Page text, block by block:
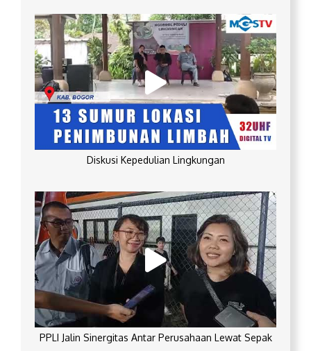
Diskusi Kepedulian Lingkungan
PPLI Jalin Sinergitas Antar Perusahaan Lewat Sepak